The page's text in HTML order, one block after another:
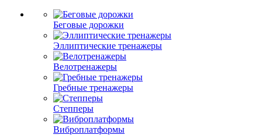
Беговые дорожки
Эллиптические тренажеры
Велотренажеры
Гребные тренажеры
Степперы
Виброплатформы